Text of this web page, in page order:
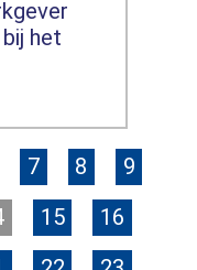
het
7 8
9
15
16